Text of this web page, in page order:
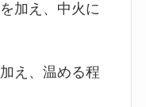
加え、中火に
え、温める程